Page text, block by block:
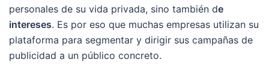
personales de su vida privada, sino también de
intereses. Es por eso que muchas empresas utilizan su
plataforma para segmentar y dirigir sus campañas de
publicidad a un público concreto.